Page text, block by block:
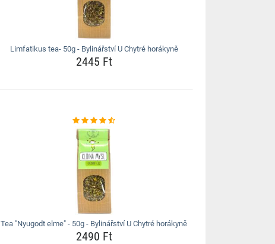
Limfatikus tea- 50g - Bylinářství U Chytré horákyně
2445 Ft
Tea "Nyugodt elme" - 50g - Bylinářství U Chytré horákyně
2490 Ft